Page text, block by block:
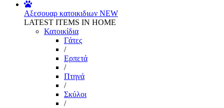
Αξεσουαρ κατοικιδιων NEW
LATEST ITEMS IN HOME
Κατοικίδια
Γάτες
/
Ερπετά
/
Πτηνά
/
Σκύλοι
/